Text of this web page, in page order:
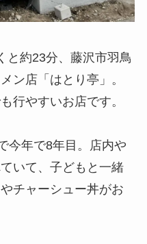
と約23分、藤沢市羽鳥
ン店「はとり亭」。
行やすいお店です。
今年で8年目。店内や
いて、子どもと一緒
チャーシュー丼がお